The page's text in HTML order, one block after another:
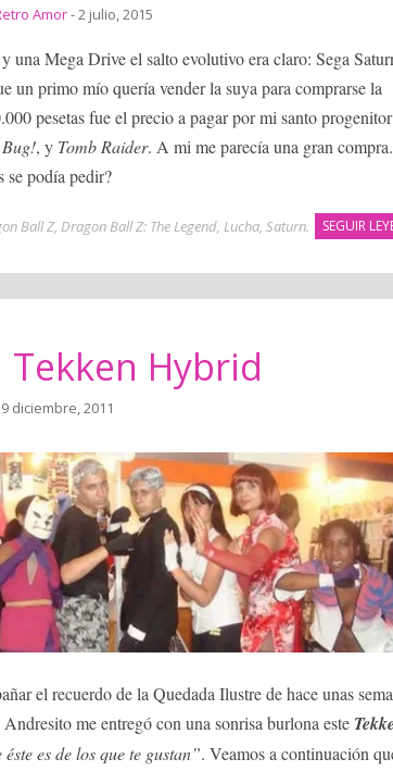
Amor- 2 julio, 2015
una Mega Drive el salto evolutivo era claro: Sega
un primo mío quería vender la suya para comprarse la
pesetas fue el precio a pagar por mi santo
Bug!, y Tomb Raider. A mi me parecía una gran compra.
se podía pedir?
SEGUIR
Ball Z, Dragon Ball Z: The Legend, Lucha, Saturn.
Tekken Hybrid
diciembre, 2011
el recuerdo de la Quedada Ilustre de hace unas
me entregó con una sonrisa burlona este
es de los que te gustan”. Veamos a continuación